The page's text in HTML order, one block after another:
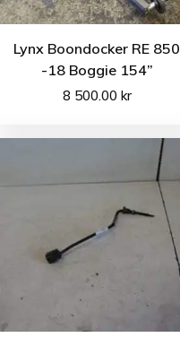
Lynx Boondocker RE 850
-18 Boggie 154”
8 500.00 kr